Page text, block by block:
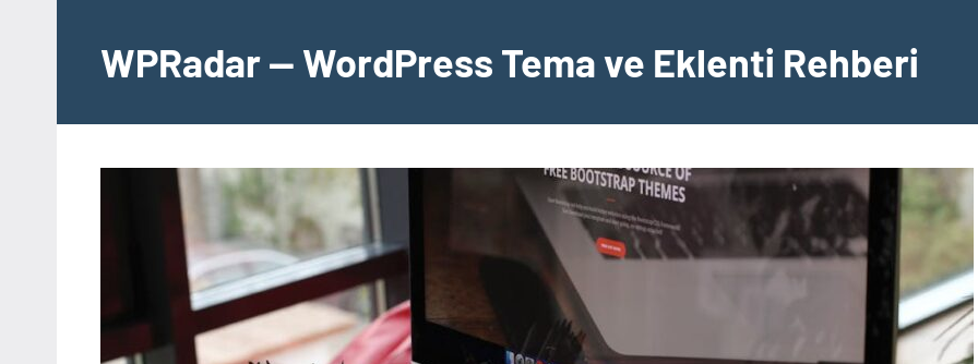
WPRadar — WordPress Tema ve Eklenti Rehberi